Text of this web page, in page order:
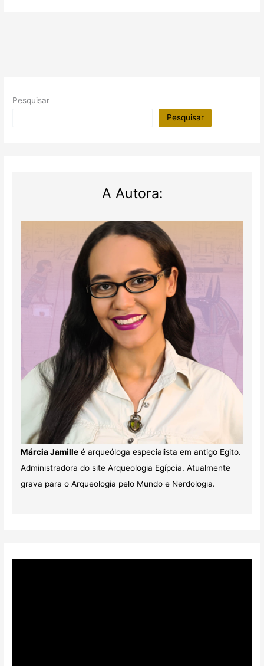
Pesquisar
Pesquisar
A Autora:
Márcia Jamilleé arqueóloga especialista em antigo Egito.
Administradora do site Arqueologia Egípcia. Atualmente
grava para o Arqueologia pelo Mundo e Nerdologia.